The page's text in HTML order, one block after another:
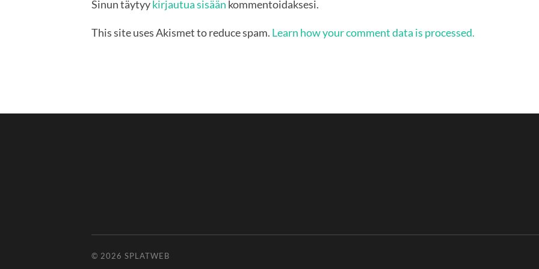
Sinun täytyykirjautua sisään kommentoidaksesi.
This site uses Akismet to reduce spam. Learn how your comment data is processed.
© 2026 SPLATWEB